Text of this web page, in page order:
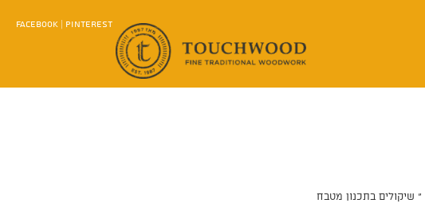
FACEBOOK | PINTEREST
» שיקולים בתכנון מטבח